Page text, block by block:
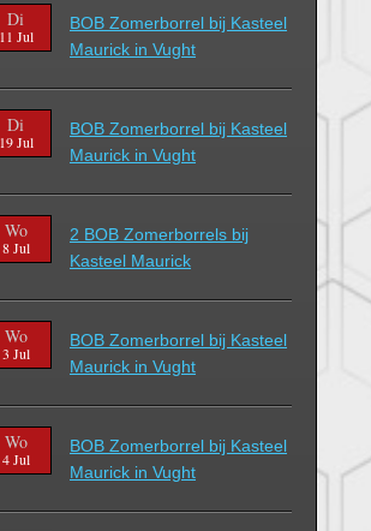
Di
11 Jul
BOB Zomerborrel bij Kasteel
Maurick in Vught
Di
19 Jul
BOB Zomerborrel bij Kasteel
Maurick in Vught
Wo
8 Jul
2 BOB Zomerborrels bij
Kasteel Maurick
Wo
3 Jul
BOB Zomerborrel bij Kasteel
Maurick in Vught
Wo
4 Jul
BOB Zomerborrel bij Kasteel
Maurick in Vught